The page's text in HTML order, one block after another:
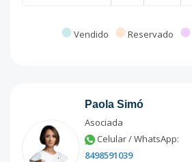
Vendido Reservado
Paola Simó
Asociada
Celular / WhatsApp:
8498591039